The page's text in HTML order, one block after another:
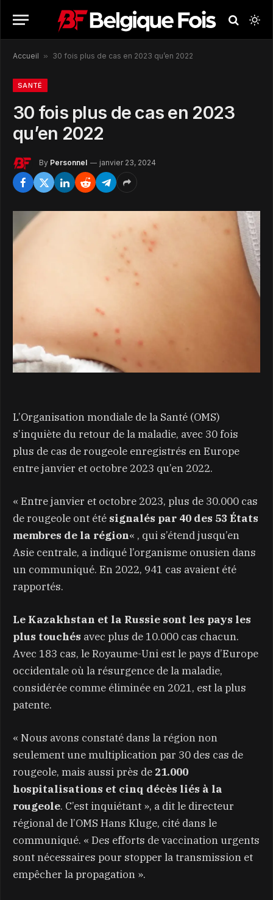
Accueil » 30 fois plus de cas en 2023 qu’en 2022
SANTÉ
30 fois plus de cas en 2023
qu’en 2022
By Personnel janvier 23, 2024
L’Organisation mondiale de la Santé (OMS)
s’inquiète du retour de la maladie, avec 30 fois
plus de cas de rougeole enregistrés en Europe
entre janvier et octobre 2023 qu’en 2022.
« Entre janvier et octobre 2023, plus de 30.000 cas
de rougeole ont été signalés par 40 des 53 États
membres de la région« , qui s’étend jusqu’en
Asie centrale, a indiqué l’organisme onusien dans
un communiqué. En 2022, 941 cas avaient été
rapportés.
Le Kazakhstan et la Russie sont les pays les
plus touchés avec plus de 10.000 cas chacun.
Avec 183 cas, le Royaume-Uni est le pays d’Europe
occidentale où la résurgence de la maladie,
considérée comme éliminée en 2021, est la plus
patente.
« Nous avons constaté dans la région non
seulement une multiplication par 30 des cas de
rougeole, mais aussi près de 21.000
hospitalisations et cinq décès liés à la
rougeole. C’est inquiétant », a dit le directeur
régional de l’OMS Hans Kluge, cité dans le
communiqué. « Des efforts de vaccination urgents
sont nécessaires pour stopper la transmission et
empêcher la propagation ».